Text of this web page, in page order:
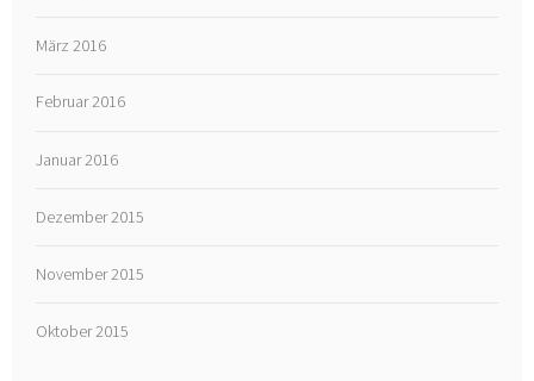
März 2016
Februar 2016
Januar 2016
Dezember 2015
November 2015
Oktober 2015